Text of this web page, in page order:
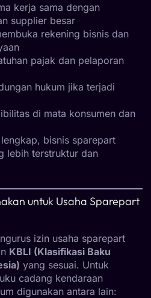
kerja sama dengan
supplier besar
rekening bisnis dan
pajak dan pelaporan
hukum jika terjadi
di mata konsumen dan
bisnis sparepart
lebih terstruktur dan
untuk Usaha Sparepart
izin usaha sparepart
KBLI (Klasifikasi Baku
yang sesuai. Untuk
cadang kendaraan
digunakan antara lain: